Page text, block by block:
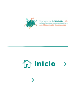
 Inicio 5
5